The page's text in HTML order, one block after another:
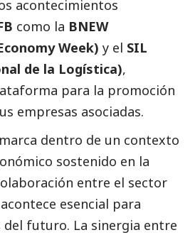
acontecimientos
como la BNEW
Week) y el SIL
de la Logística),
para la promoción
empresas asociadas.
dentro de un contexto
sostenido en la
entre el sector
esencial para
futuro. La sinergia entre